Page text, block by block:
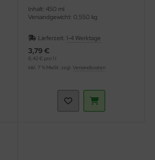
Inhalt: 450 ml
Versandgewicht: 0,550 kg
Lieferzeit: 1-4 Werktage
3,79 €
8,42 € pro 1 l
inkl. 7 % MwSt. zzgl. Versandkosten